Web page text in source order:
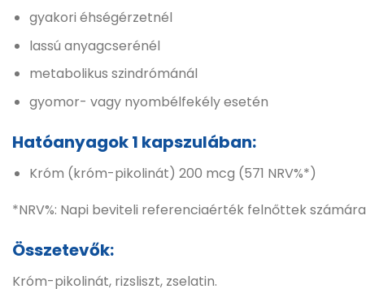
gyakori éhségérzetnél
lassú anyagcserénél
metabolikus szindrómánál
gyomor- vagy nyombélfekély esetén
Hatóanyagok 1 kapszulában:
Króm (króm-pikolinát) 200 mcg (571 NRV%*)
*NRV%: Napi beviteli referenciaérték felnőttek számára
Összetevők:
Króm-pikolinát, rizsliszt, zselatin.